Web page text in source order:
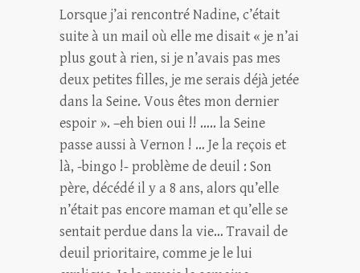
Lorsque j’ai rencontré Nadine, c’était
suite à un mail où elle me disait « je n’ai
plus gout à rien, si je n’avais pas mes
deux petites filles, je me serais déjà jetée
dans la Seine. Vous êtes mon dernier
espoir ». –eh bien oui !! ….. la Seine
passe aussi à Vernon ! … Je la reçois et
là, -bingo !- problème de deuil : Son
père, décédé il y a 8 ans, alors qu’elle
n’était pas encore maman et qu’elle se
sentait perdue dans la vie… Travail de
deuil prioritaire, comme je le lui